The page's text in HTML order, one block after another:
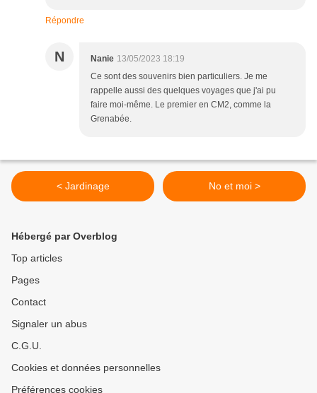
Répondre
N Nanie 13/05/2023 18:19
Ce sont des souvenirs bien particuliers. Je me
rappelle aussi des quelques voyages que j'ai pu
faire moi-même. Le premier en CM2, comme la
Grenabée.
< Jardinage No et moi >
Hébergé par Overblog
Top articles
Pages
Contact
Signaler un abus
C.G.U.
Cookies et données personnelles
Préférences cookies